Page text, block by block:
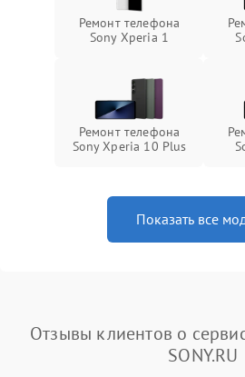
Ремонт телефона
Sony Xperia 1
Ремонт телефона
Sony Xperia 10 Plus
Показать все
Отзывы клиентов о
SONY.RU